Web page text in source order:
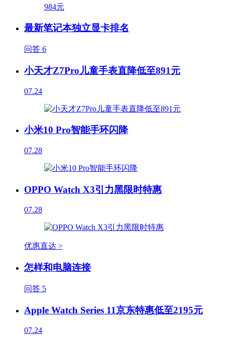
最新笔记本独立显卡排名
问答 6
小天才Z7Pro儿童手表直降低至891元
07.24
小米10 Pro智能手环闪降
07.28
OPPO Watch X3引力黑限时特惠
07.28
优惠直达 >
怎样和电脑连接
问答 5
Apple Watch Series 11京东特惠低至2195元
07.24